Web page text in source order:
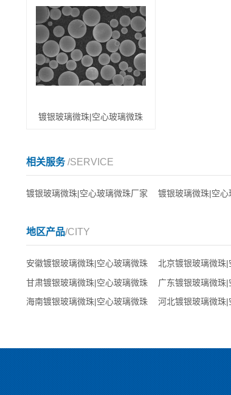
镀银玻璃微珠|空心玻璃微珠
相关服务/SERVICE
镀银玻璃微珠|空心玻璃微珠厂家 镀银玻璃微珠|空
地区产品/CITY
安徽镀银玻璃微珠|空心玻璃微珠 北京镀银玻璃微珠
甘肃镀银玻璃微珠|空心玻璃微珠
广东镀银玻璃微珠
海南镀银玻璃微珠|空心玻璃微珠
河北镀银玻璃微珠